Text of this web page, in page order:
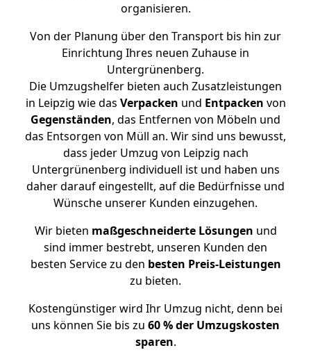
organisieren.
Von der Planung über den Transport bis hin zur
Einrichtung Ihres neuen Zuhause in
Untergrünenberg.
Die Umzugshelfer bieten auch Zusatzleistungen
in Leipzig wie das Verpacken und Entpacken von
Gegenständen, das Entfernen von Möbeln und
das Entsorgen von Müll an. Wir sind uns bewusst,
dass jeder Umzug von Leipzig nach
Untergrünenberg individuell ist und haben uns
daher darauf eingestellt, auf die Bedürfnisse und
Wünsche unserer Kunden einzugehen.
Wir bieten maßgeschneiderte Lösungen und
sind immer bestrebt, unseren Kunden den
besten Service zu den besten Preis-Leistungen
zu bieten.
Kostengünstiger wird Ihr Umzug nicht, denn bei
uns können Sie bis zu 60 % der Umzugskosten
sparen.